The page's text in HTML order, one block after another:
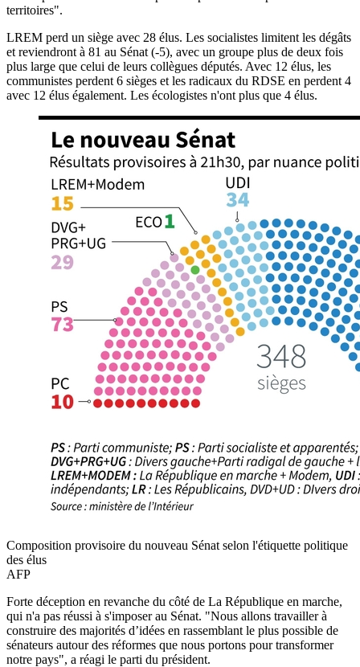
territoires".
LREM perd un siège avec 28 élus. Les socialistes limitent les dégâts
et reviendront à 81 au Sénat (-5), avec un groupe plus de deux fois
plus large que celui de leurs collègues députés. Avec 12 élus, les
communistes perdent 6 sièges et les radicaux du RDSE en perdent 4
avec 12 élus également. Les écologistes n'ont plus que 4 élus.
Composition provisoire du nouveau Sénat selon l'étiquette politique
des élus
AFP
Forte déception en revanche du côté de La République en marche,
qui n'a pas réussi à s'imposer au Sénat. "Nous allons travailler à
construire des majorités d’idées en rassemblant le plus possible de
sénateurs autour des réformes que nous portons pour transformer
notre pays", a réagi le parti du président.